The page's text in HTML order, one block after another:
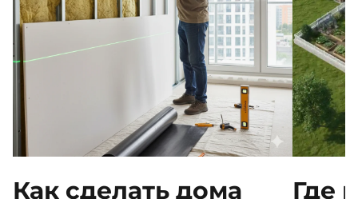
Как сделать дома
Где